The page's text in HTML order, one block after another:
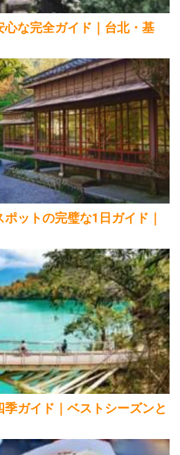
な完全ガイド｜台北・基
ットの完璧な1日ガイド｜
季ガイド｜ベストシーズンと